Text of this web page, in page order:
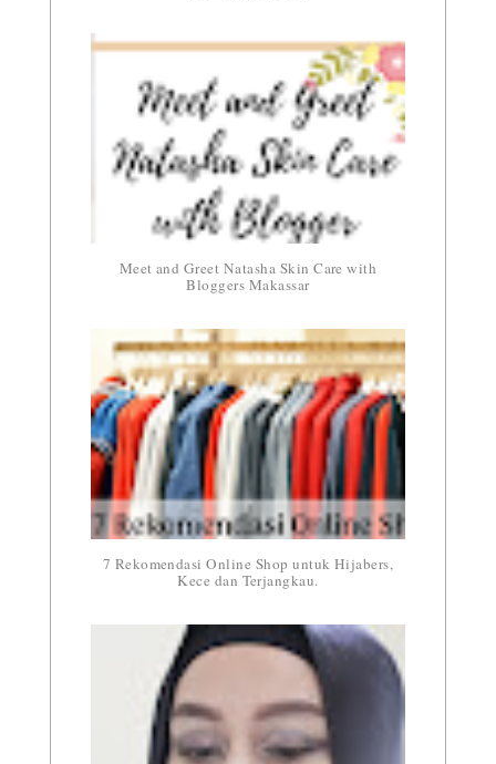
Meet and Greet Natasha Skin Care with
Bloggers Makassar
7 Rekomendasi Online Shop untuk Hijabers,
Kece dan Terjangkau.